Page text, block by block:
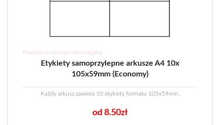
Produkt chwilowo niedostępny
Etykiety samoprzylepne arkusze A4 10x
105x59mm (Economy)
Każdy arkusz zawiera 10 etykiety formatu 105x59mm.
od 8.50zł